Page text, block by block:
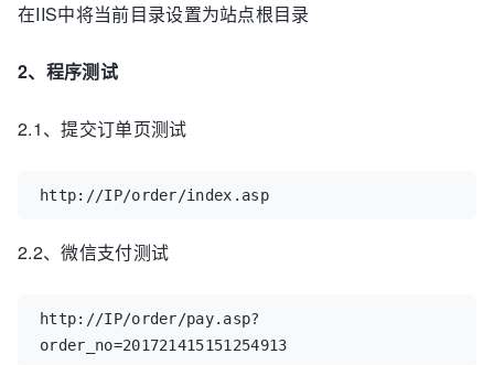
在IIS中将当前目录设置为站点根目录
2、程序测试
2.1、提交订单页测试
http://IP/order/index.asp
2.2、微信支付测试
http://IP/order/pay.asp?
order_no=201721415151254913